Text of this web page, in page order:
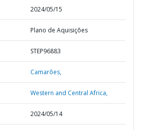
2024/05/15
Plano de Aquisições
STEP96883
Camarões,
Western and Central Africa,
2024/05/14